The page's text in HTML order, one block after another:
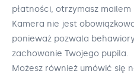
płatności, otrzymasz
Kamera nie jest
ponieważ pozwala
zachowanie Twojego pupila.
Możesz również umówić się